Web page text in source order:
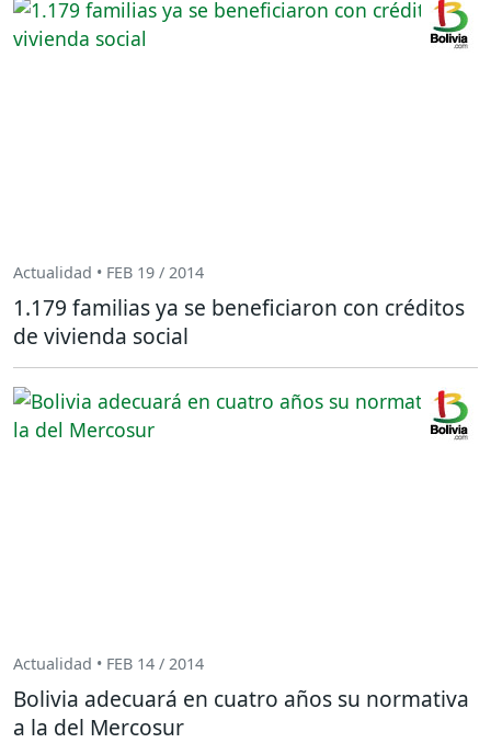
Actualidad • FEB 19 / 2014
1.179 familias ya se beneficiaron con créditos
de vivienda social
Actualidad • FEB 14 / 2014
Bolivia adecuará en cuatro años su normativa
a la del Mercosur